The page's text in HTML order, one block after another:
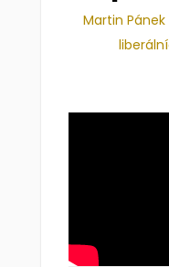
Martin Pánek